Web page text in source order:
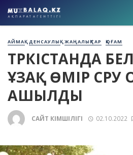
АЙМАҚ ДЕНСАУЛЫҚ ЖАҢАЛЫҚТАР ҚОҒАМ
ТҮРКІСТАНДА
ҰЗАҚ ӨМІР
АШЫЛДЫ
САЙТ ӘКІМШІЛІГІ 02.10.2022